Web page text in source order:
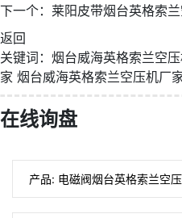
下一个： 莱阳皮带烟台英格索
返回
关键词： 烟台威海英格索兰空
家 烟台威海英格索兰空压机厂
在线询盘
微信号：
点击复